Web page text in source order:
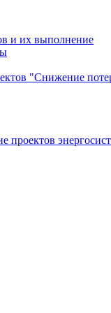
и их выполнение
"Снижение
проектов